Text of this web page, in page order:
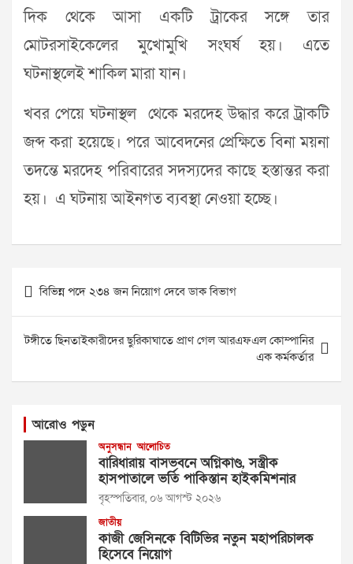
দিক থে‌কে আসা এক‌টি ট্রা‌কের স‌ঙ্গে তার
মোটরসাই‌কে‌লের মু‌খোমু‌খি সংঘর্ষ হয়। এ‌তে
ঘটনাস্থ‌লেই শা‌কিল মারা যান।
খবর পে‌য়ে ঘটনাস্থ‌ল থেকে মর‌দেহ উদ্ধার করে ট্রাকটি
জব্দ করা হয়েছে। পরে আবেদনের প্রেক্ষিতে বিনা ময়না
তদন্তে মরদেহ পরিবারের সদস্যদের কাছে হস্তান্তর করা
হয়। এ ঘটনায় আইনগত ব্যবস্থা নেওয়া হ‌চ্ছে।
Post
navigation
বিভিন্ন পদে ২৩৪ জন নিয়োগ দেবে ডাক বিভাগ
টঙ্গীতে ছিনতাইকারীদের ছুরিকাঘাতে প্রাণ গেল আরএফএল কোম্পানির
এক কর্মকর্তার
আরোও পড়ুন
অনুসন্ধান আলোচিত
বারিধারায় বাসভবনে অগ্নিকাণ্ড, সস্ত্রীক
হাসপাতালে ভর্তি পাকিস্তান হাইকমিশনার
বৃহস্পতিবার, ০৬ আগস্ট ২০২৬
জাতীয়
কাজী জেসিনকে বিটিভির নতুন মহাপরিচালক
হিসেবে নিয়োগ